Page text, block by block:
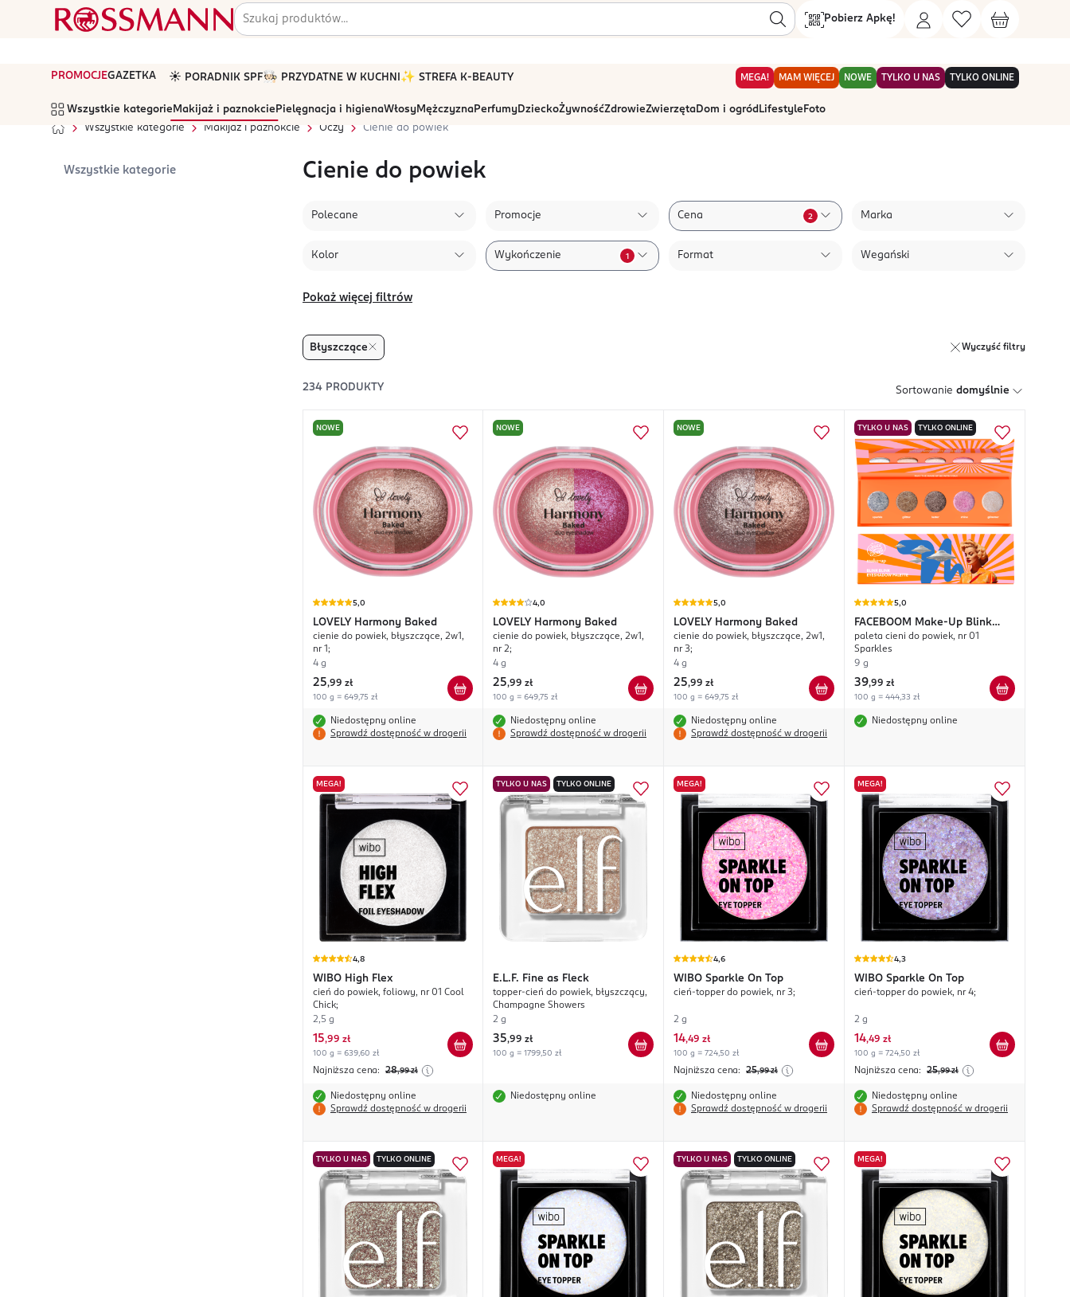
Pobierz Apkę!
PROMOCJEGAZETKA ☀️ PORADNIK SPF🧑🏻‍🍳 PRZYDATNE W KUCHNI ✨ STREFA K-BEAUTY MEGA! MAM WIĘCEJ NOWE TYLKO U NAS TYLKO ONLINE
Wszystkie kategorie Makijaż i paznokcie Pielęgnacja i higienaWłosyMężczyznaPerfumyDzieckoŻywnośćZdrowieZwierzętaDom i ogród Lifestyle Foto
Wszystkie kategorie
Makijaż i paznokcie Oczy Cienie do powiek
Wszystkie kategorie Cienie do powiek
Polecane Promocje Cena 2 Marka
Kolor Wykończenie 1 Format Wegański
Pokaż więcej filtrów
Błyszczące Wyczyść filtry
234 PRODUKTY Sortowanie domyślnie
NOWE
5,0
LOVELY Harmony Baked
cienie do powiek, błyszczące, 2w1,
nr 1;
4 g
25,99 zł
100 g = 649,75 zł
Niedostępny online
Sprawdź dostępność w drogerii
NOWE
4,0
LOVELY Harmony Baked
cienie do powiek, błyszczące, 2w1,
nr 2;
4 g
25,99 zł
100 g = 649,75 zł
Niedostępny online
Sprawdź dostępność w drogerii
NOWE
5,0
LOVELY Harmony Baked
cienie do powiek, błyszczące, 2w1,
nr 3;
4 g
25,99 zł
100 g = 649,75 zł
Niedostępny online
Sprawdź dostępność w drogerii
TYLKO U NAS TYLKO ONLINE
5,0
FACEBOOM
Make-Up Blink
Blink
paleta cieni do powiek, nr 01
Sparkles
9 g
39,99 zł
100 g = 444,33 zł
Niedostępny online
MEGA!
4,8
WIBO High Flex
cień do powiek, foliowy, nr 01 Cool
Chick;
2,5 g
15,99 zł
100 g = 639,60 zł
Najniższa cena: 28,99 zł
Niedostępny online
Sprawdź dostępność w drogerii
TYLKO U NAS TYLKO ONLINE
E.L.F. Fine as Fleck
topper-cień do powiek, błyszczący,
Champagne Showers
2 g
35,99 zł
100 g = 1799,50 zł
Niedostępny online
MEGA!
4,6
WIBO Sparkle On Top
cień-topper do powiek, nr 3;
2 g
14,49 zł
100 g = 724,50 zł
Najniższa cena: 25,99 zł
Niedostępny online
Sprawdź dostępność w drogerii
MEGA!
4,3
WIBO Sparkle On Top
cień-topper do powiek, nr 4;
2 g
14,49 zł
100 g = 724,50 zł
Najniższa cena: 25,99 zł
Niedostępny online
Sprawdź dostępność w drogerii
TYLKO U NAS TYLKO ONLINE MEGA! TYLKO U NAS TYLKO ONLINE MEGA!